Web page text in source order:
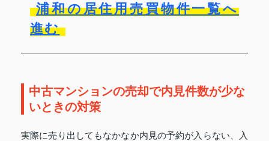
浦和の居住用売買物件一覧へ
進む
中古マンションの売却で内見件数が少な
いときの対策
実際に売り出してもなかなか内見の予約が入らない、入